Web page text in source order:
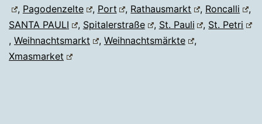
, Pagodenzelte , Port , Rathausmarkt , Roncalli
,
SANTA PAULI
, Spitalerstraße , St. Pauli , St. Petri
, Weihnachtsmarkt , Weihnachtsmärkte
,
Xmasmarket